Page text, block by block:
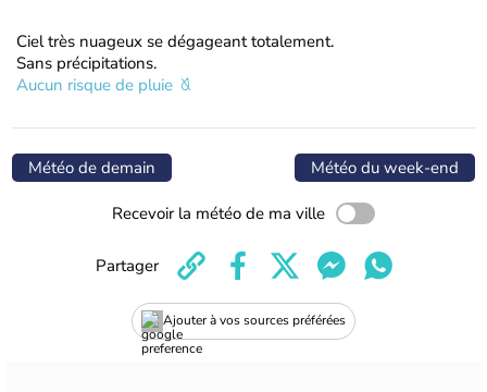
Ciel très nuageux se dégageant totalement.
Sans précipitations.
Aucun risque de pluie
Météo de demain Météo du week-end
Recevoir la météo de ma ville
Ajouter à vos sources préférées
Partager